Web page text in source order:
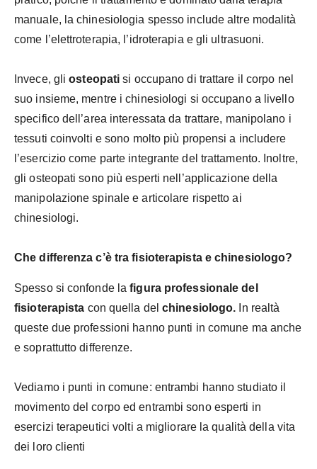
manuale, la chinesiologia spesso include altre modalità
come l’elettroterapia, l’idroterapia e gli ultrasuoni.
Invece, gliosteopati si occupano di trattare il corpo nel
suo insieme, mentre i chinesiologi si occupano a livello
specifico dell’area interessata da trattare, manipolano i
tessuti coinvolti e sono molto più propensi a includere
l’esercizio come parte integrante del trattamento. Inoltre,
gli osteopati sono più esperti nell’applicazione della
manipolazione spinale e articolare rispetto ai
chinesiologi.
Che differenza c’è tra fisioterapista e chinesiologo?
Spesso si confonde lafigura professionale del
fisioterapista con quella delchinesiologo. In realtà
queste due professioni hanno punti in comune ma anche
e soprattutto differenze.
Vediamo i punti in comune: entrambi hanno studiato il
movimento del corpo ed entrambi sono esperti in
esercizi terapeutici volti a migliorare la qualità della vita
dei loro clienti